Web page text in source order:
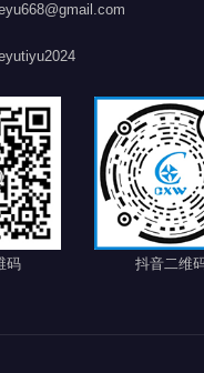
码 抖音二维